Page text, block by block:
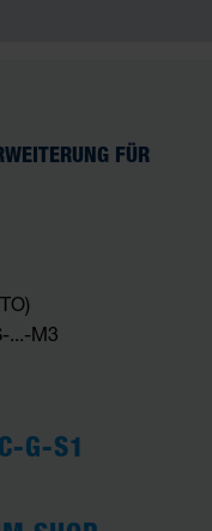
FÜR
...-M3
G-S1